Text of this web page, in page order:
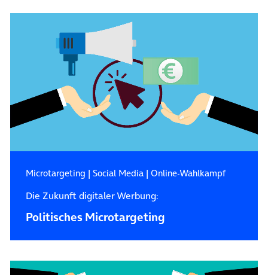
Microtargeting | Social Media| Online-Wahlkampf
Die Zukunft digitaler Werbung:
Politisches Microtargeting